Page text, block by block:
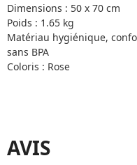
Dimensions : 50 x 70 cm
Poids : 1.65 kg
Matériau hygiénique,
sans BPA
Coloris : Rose
AVIS